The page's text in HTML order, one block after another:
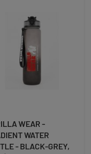
WEAR -
WATER
- BLACK-GREY,